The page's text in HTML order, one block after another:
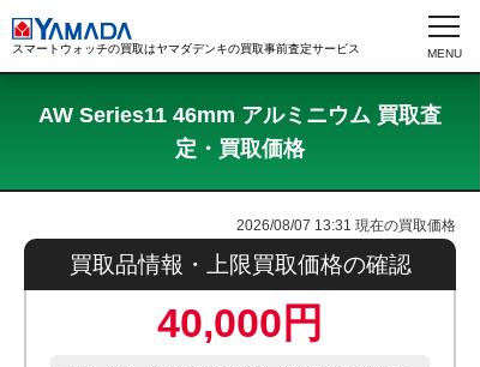
スマートウォッチの買取はヤマダデンキの買取事前査定サービス
AW Series11 46mm アルミニウム 買取査
定・買取価格
2026/08/07 13:31 現在の買取価格
買取品情報・上限買取価格の確認
40,000円